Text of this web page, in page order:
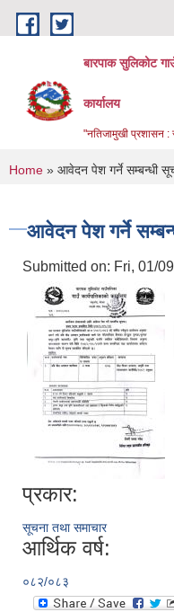
Skip to main content
बारपाक सुलिकोट
कार्यालय
"नतिजामुखी प्रशासन
You are here
Home » आवेदन पेश गर्ने सम्बन्धी
आवेदन पेश गर्ने
Submitted on: Fri, 01/
प्रकार:
सूचना तथा समाचार
आर्थिक वर्ष:
०८२/०८३